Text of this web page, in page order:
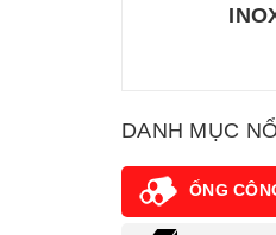
DANH MỤC
ỐNG